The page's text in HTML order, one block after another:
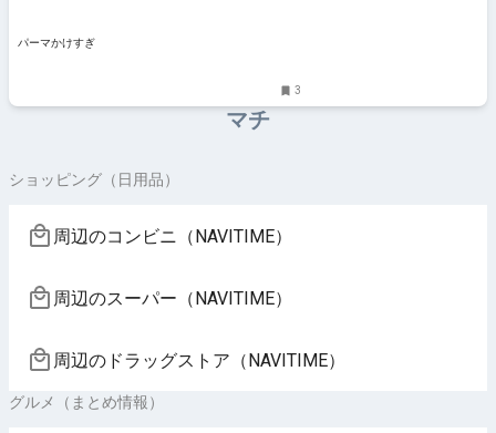
パーマかけすぎ
3
マチ
ショッピング（日用品）
周辺のコンビニ（NAVITIME）
周辺のスーパー（NAVITIME）
周辺のドラッグストア（NAVITIME）
グルメ（まとめ情報）